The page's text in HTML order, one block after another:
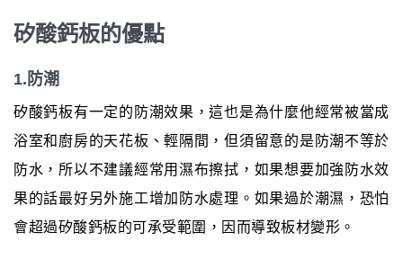
矽酸鈣板的優點
1.防潮
矽酸鈣板有一定的防潮效果，這也是為什麼他經常被當成
浴室和廚房的天花板、輕隔間，但須留意的是防潮不等於
防水，所以不建議經常用濕布擦拭，如果想要加強防水效
果的話最好另外施工增加防水處理。如果過於潮濕，恐怕
會超過矽酸鈣板的可承受範圍，因而導致板材變形。